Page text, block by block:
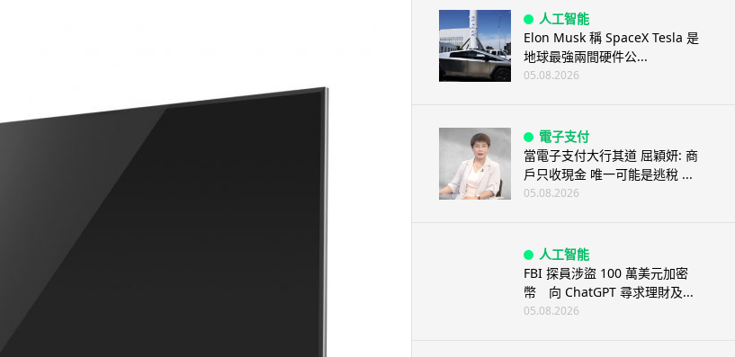
人工智能
Elon Musk 稱 SpaceX Tesla 是
地球最強兩間硬件公...
05.08.2026
電子支付
當電子支付大行其道 屈穎妍: 商
戶只收現金 唯一可能是逃稅 ...
05.08.2026
人工智能
FBI 探員涉盜 100 萬美元加密
幣 向 ChatGPT 尋求理財及...
05.08.2026